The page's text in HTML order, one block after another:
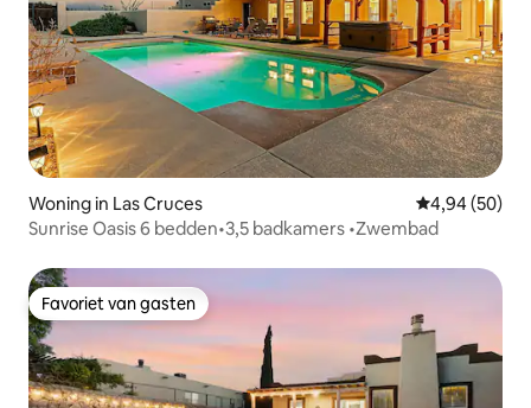
Woning in Las Cruces Gemiddelde
4,94 (50)
Sunrise Oasis 6 bedden•3,5 badkamers •Zwembad
Favoriet van gasten
Favoriet van gasten